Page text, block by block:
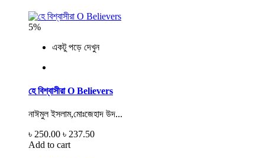
5%
একটু পড়ে দেখুন
হে বিশ্বাসীরা O Believers
নাঈমুল ইসলাম,মোঃজেহাদ উদ...
৳ 250.00 ৳ 237.50
Add to cart